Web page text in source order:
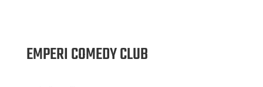
EMPERI COMEDY CLUB